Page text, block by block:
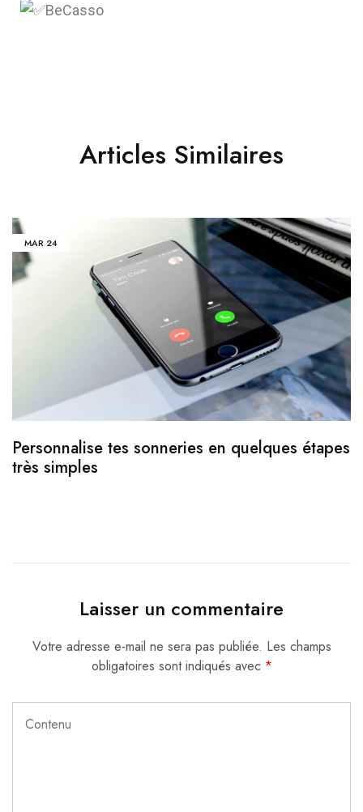
BeCasso
Articles Similaires
MAR 24
Personnalise tes sonneries en quelques étapes
très simples
Laisser un commentaire
Votre adresse e-mail ne sera pas publiée. Les champs
obligatoires sont indiqués avec *